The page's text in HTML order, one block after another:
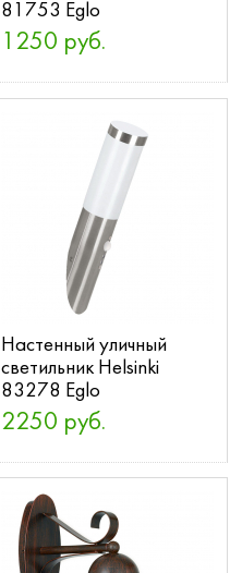
81753 Eglo
1250 руб.
Настенный уличный
светильник Helsinki
83278 Eglo
2250 руб.